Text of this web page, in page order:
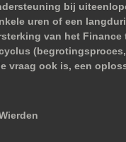
bij
uren of een
van het
vraag ook is, een